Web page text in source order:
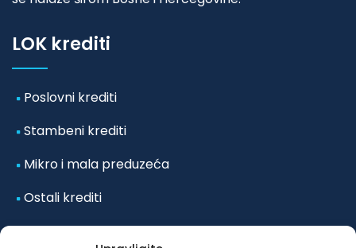
LOK krediti
Poslovni krediti
Stambeni krediti
Mikro i mala preduzeća
Ostali krediti